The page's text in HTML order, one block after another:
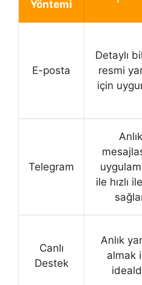
Yöntemi
E-posta
Detaylı
resmi
için
Telegram
Anlık
ile hızlı
Canlı
Destek
Anlık
almak